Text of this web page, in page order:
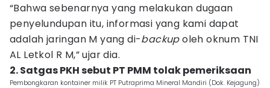
“Bahwa sebenarnya yang melakukan dugaan
penyelundupan itu, informasi yang kami dapat
adalah jaringan M yang di-backupoleh oknum TNI
AL Letkol R M,” ujar dia.
2. Satgas PKH sebut PT PMM tolak pemeriksaan
Pembongkaran kontainer milik PT Putraprima Mineral Mandiri (Dok. Kejagung)